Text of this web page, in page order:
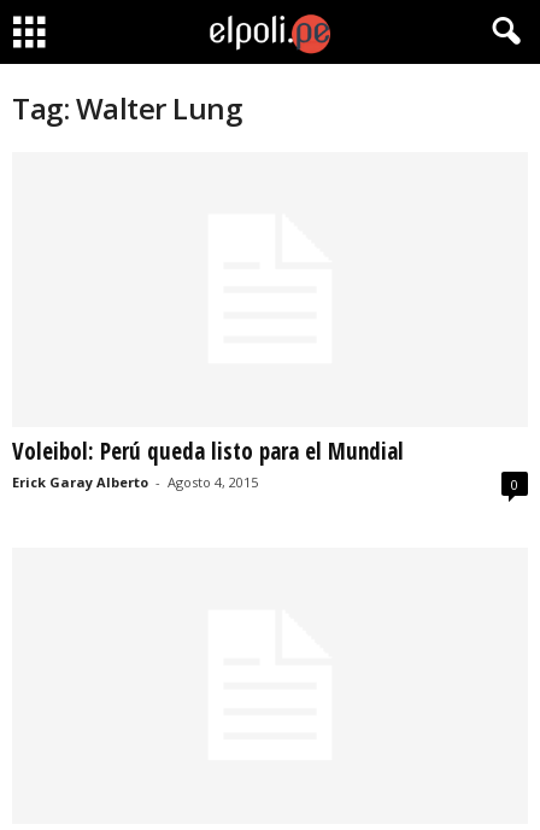
Tag: Walter Lung
Voleibol: Perú queda listo para el Mundial
Erick Garay Alberto - Agosto 4, 2015 0